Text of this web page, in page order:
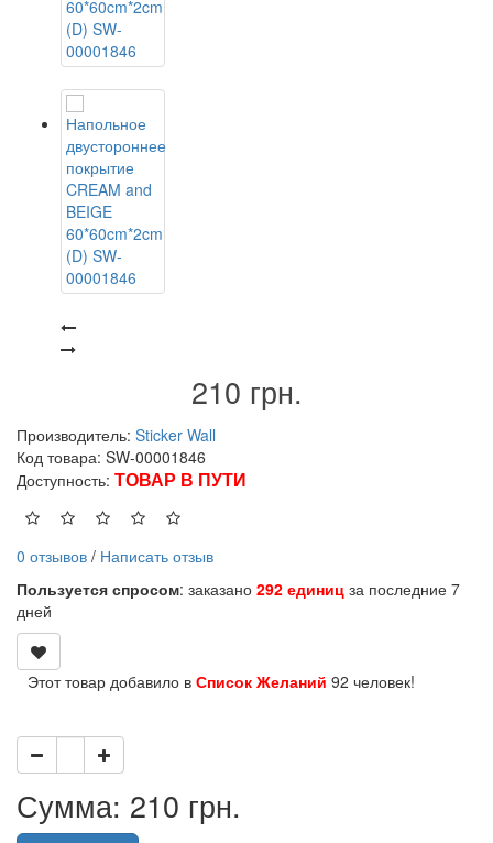
210 грн.
Производитель: Sticker Wall
Код товара: SW-00001846
Доступность: ТОВАР В ПУТИ
0 отзывов / Написать отзыв
Пользуется спросом: заказано 292 единиц за последние 7
дней
Этот товар добавило в Список Желаний 92 человек!
Сумма: 210 грн.